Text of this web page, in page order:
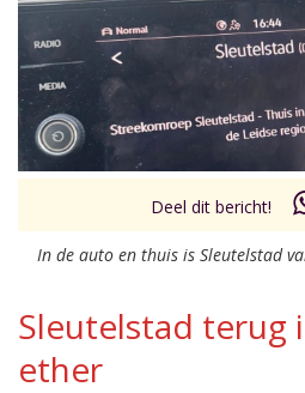
Vorig uur
Deel dit bericht!
In de auto en thuis is Sleutelstad
Sleutelstad terug
ether